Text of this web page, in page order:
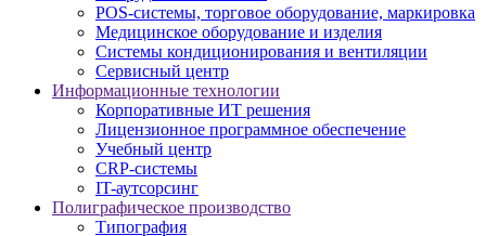
POS-системы, торговое оборудование, маркировка
Медицинское оборудование и изделия
Системы кондиционирования и вентиляции
Сервисный центр
Информационные технологии
Корпоративные ИТ решения
Лицензионное программное обеспечение
Учебный центр
CRP-системы
IT-аутсорсинг
Полиграфическое производство
Типография